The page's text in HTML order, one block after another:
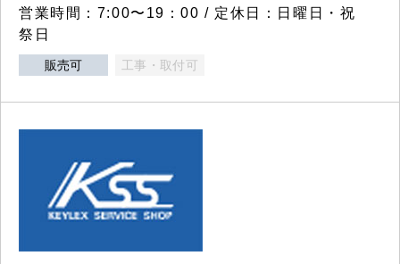
営業時間：7:00〜19：00 / 定休日：日曜日・祝
祭日
販売可 工事・取付可